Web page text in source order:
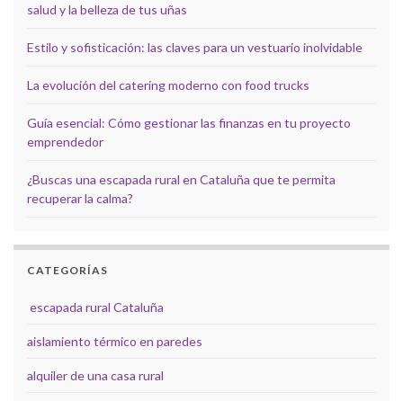
salud y la belleza de tus uñas
Estilo y sofisticación: las claves para un vestuario inolvidable
La evolución del catering moderno con food trucks
Guía esencial: Cómo gestionar las finanzas en tu proyecto
emprendedor
¿Buscas una escapada rural en Cataluña que te permita
recuperar la calma?
CATEGORÍAS
escapada rural Cataluña
aislamiento térmico en paredes
alquiler de una casa rural